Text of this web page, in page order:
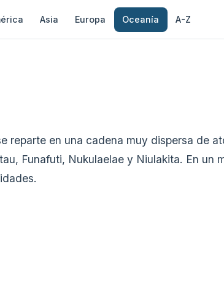
Asia Europa Oceanía A-Z
reparte en una cadena muy dispersa de
Funafuti, Nukulaelae y Niulakita. En un